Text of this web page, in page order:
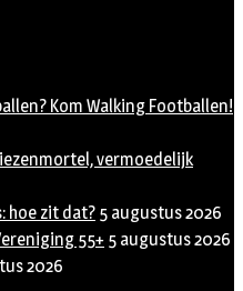
Kom Walking Footballen!
vermoedelijk
hoe zit dat? 5 augustus 2026
55+ 5 augustus 2026
2026